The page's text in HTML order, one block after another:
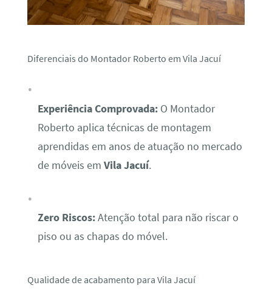
Diferenciais do Montador Roberto em Vila Jacuí
Experiência Comprovada:O Montador
Roberto aplica técnicas de montagem
aprendidas em anos de atuação no mercado
de móveis em Vila Jacuí.
Zero Riscos:Atenção total para não riscar o
piso ou as chapas do móvel.
Qualidade de acabamento para Vila Jacuí